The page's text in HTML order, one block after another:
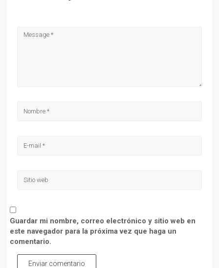
Guardar mi nombre, correo electrónico y sitio web en
este navegador para la próxima vez que haga un
comentario.
Enviar comentario